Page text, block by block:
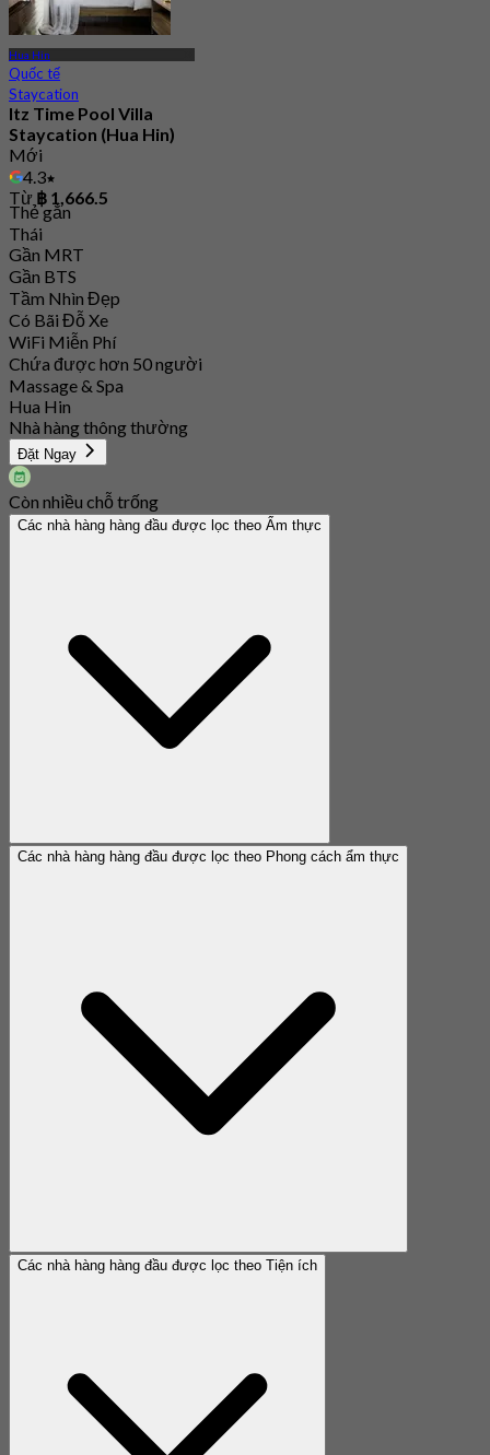
Hua Hin
Quốc tế
Staycation
Itz Time Pool Villa
Staycation (Hua Hin)
Mới
4.3
Từ ฿ 1,666.5
Thẻ gắn
Thái
Gần MRT
Gần BTS
Tầm Nhìn Đẹp
Có Bãi Đỗ Xe
WiFi Miễn Phí
Chứa được hơn 50 người
Massage & Spa
Hua Hin
Nhà hàng thông thường
Đặt Ngay
Còn nhiều chỗ trống
Các nhà hàng hàng đầu được lọc theo Ẩm thực
Các nhà hàng hàng đầu được lọc theo Phong cách ẩm thực
Các nhà hàng hàng đầu được lọc theo Tiện ích